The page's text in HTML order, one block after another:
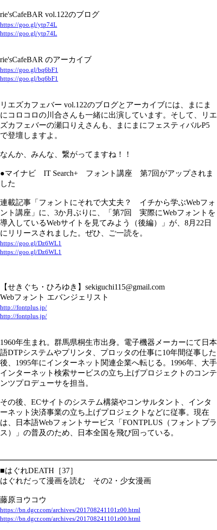
rie'sCafeBAR vol.122のブログ
https://goo.gl/ytp74L
https://goo.gl/ytp74L
rie'sCafeBAR のアーカイブ
https://goo.gl/bq6bF1
https://goo.gl/bq6bF1
リエズカフェバー vol.122のブログとアーカイブには、まにま
にコロコロの川合さんも一緒に出演しています。そして、リエ
ズカフェバーの瀬口りえさんも、まにまにフェスティバルP5
で登壇しますよ。
なんか、みんな、繋がってますね！！
●マイナビ IT Search+ フォント講座 第7回がアップされま
した
連載記事「フォントにそれで大丈夫？ イチから学ぶWebフォ
ント講座」に、3か月ぶりに、「第7回 実際にWebフォントを
導入しているWebサイトを見てみよう（後編）」が、8月22日
にリリースされました。ぜひ、ご一読を。
https://goo.gl/Dz6WL1
https://goo.gl/Dz6WL1
【せきぐち・ひろゆき】sekiguchi115@gmail.com
Webフォント エバンジェリスト
http://fontplus.jp/
http://fontplus.jp/
1960年生まれ。群馬県桐生市出身。電子機器メーカーにて日本
語DTPシステムやプリンタ、プロッタの仕事に10年間従事した
後、1995年にインターネット関連企業へ転じる。1996年、大手
インターネット検索サービスの立ち上げプロジェクトのコンテ
ンツプロデューサを担当。
その後、ECサイトのシステム構築やコンサルタント、インタ
ーネット決済事業の立ち上げプロジェクトなどに従事。現在
は、日本語Webフォントサービス「FONTPLUS（フォントプラ
ス）」の普及のため、日本全国を飛び回っている。
■はぐれDEATH［37］
はぐれだって漫画を読む その2・少女漫画
藤原ヨウコウ
https://bn.dgcr.com/archives/201708241101z00.html
https://bn.dgcr.com/archives/201708241101z00.html